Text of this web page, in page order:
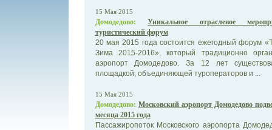
15 Мая 2015
Домодедово:
Уникальное отраслевое
туристический форум
20 мая 2015 года состоится ежегодный форум
Зима 2015-2016», который традиционно
аэропорт Домодедово. За 12 лет
площадкой, объединяющей туроператоров и ...
15 Мая 2015
Домодедово: Московский аэропорт Домодедово
месяца 2015 года
Пассажиропоток Московского аэропорта